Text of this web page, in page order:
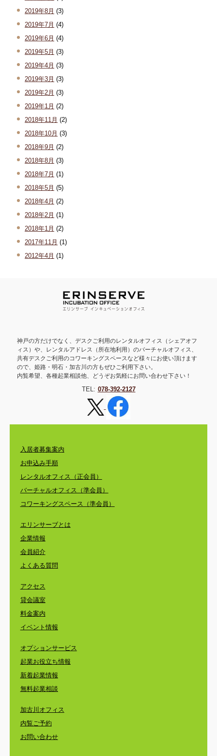
2019年8月 (3)
2019年7月 (4)
2019年6月 (4)
2019年5月 (3)
2019年4月 (3)
2019年3月 (3)
2019年2月 (3)
2019年1月 (2)
2018年11月 (2)
2018年10月 (3)
2018年9月 (2)
2018年8月 (3)
2018年7月 (1)
2018年5月 (5)
2018年4月 (2)
2018年2月 (1)
2018年1月 (2)
2017年11月 (1)
2012年4月 (1)
神戸の方だけでなく、デスクご利用のレンタルオフィス（シェアオフ
ィス）や、レンタルアドレス（所在地利用）のバーチャルオフィス、
共有デスクご利用のコワーキングスペースなど様々にお使い頂けます
ので、姫路・明石・加古川の方もぜひご利用下さい。
内覧希望、各種起業相談他、どうぞお気軽にお問い合わせ下さい！
TEL: 078-392-2127
入居者募集案内
お申込み手順
レンタルオフィス（正会員）
バーチャルオフィス（準会員）
コワーキングスペース（準会員）
エリンサーブとは
企業情報
会員紹介
よくある質問
アクセス
貸会議室
料金案内
イベント情報
オプションサービス
起業お役立ち情報
新着起業情報
無料起業相談
加古川オフィス
内覧ご予約
お問い合わせ